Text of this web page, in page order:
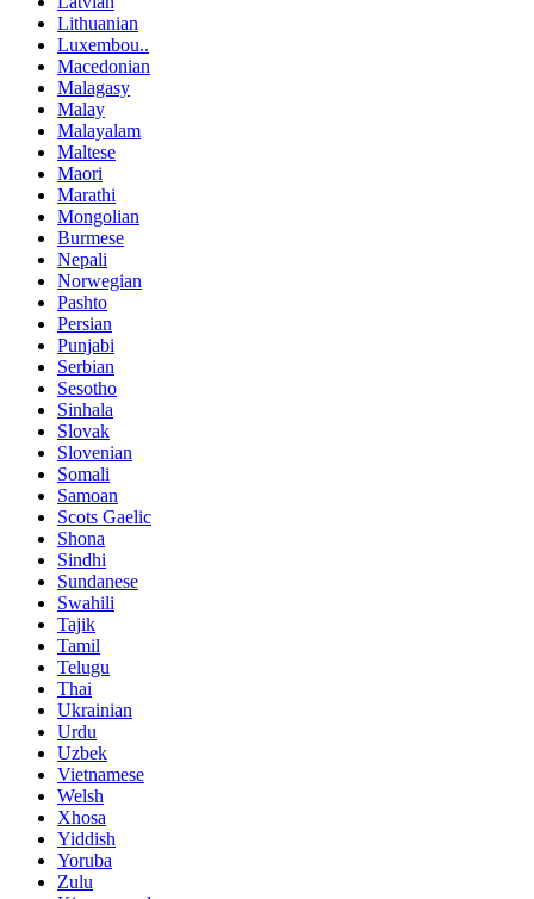
Lithuanian
Luxembou..
Macedonian
Malagasy
Malay
Malayalam
Maltese
Maori
Marathi
Mongolian
Burmese
Nepali
Norwegian
Pashto
Persian
Punjabi
Serbian
Sesotho
Sinhala
Slovak
Slovenian
Somali
Samoan
Scots Gaelic
Shona
Sindhi
Sundanese
Swahili
Tajik
Tamil
Telugu
Thai
Ukrainian
Urdu
Uzbek
Vietnamese
Welsh
Xhosa
Yiddish
Yoruba
Zulu